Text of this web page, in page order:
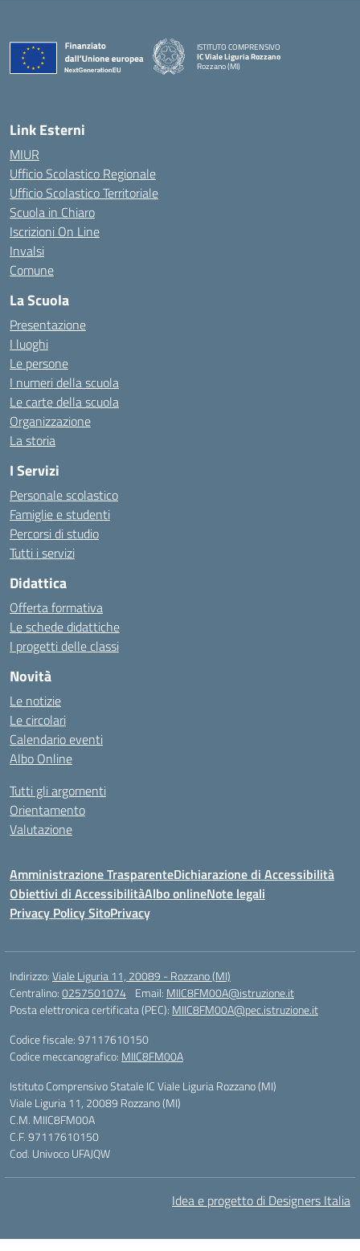
ISTITUTO COMPRENSIVO
IC Viale Liguria Rozzano
Rozzano (MI)
Link Esterni
MIUR
Ufficio Scolastico Regionale
Ufficio Scolastico Territoriale
Scuola in Chiaro
Iscrizioni On Line
Invalsi
Comune
La Scuola
Presentazione
I luoghi
Le persone
I numeri della scuola
Le carte della scuola
Organizzazione
La storia
I Servizi
Personale scolastico
Famiglie e studenti
Percorsi di studio
Tutti i servizi
Didattica
Offerta formativa
Le schede didattiche
I progetti delle classi
Novità
Le notizie
Le circolari
Calendario eventi
Albo Online
Tutti gli argomenti
Orientamento
Valutazione
Amministrazione TrasparenteDichiarazione di Accessibilità
Obiettivi di AccessibilitàAlbo onlineNote legali
Privacy Policy SitoPrivacy
Indirizzo:Viale Liguria 11, 20089 - Rozzano (MI)
Centralino:0257501074 Email: MIIC8FM00A@istruzione.it
Posta elettronica certificata (PEC): MIIC8FM00A@pec.istruzione.it
Codice fiscale: 97117610150
Codice meccanografico: MIIC8FM00A
Istituto Comprensivo Statale IC Viale Liguria Rozzano (MI)
Viale Liguria 11, 20089 Rozzano (MI)
C.M. MIIC8FM00A
C.F. 97117610150
Cod. Univoco UFAJQW
Idea e progetto di Designers Italia